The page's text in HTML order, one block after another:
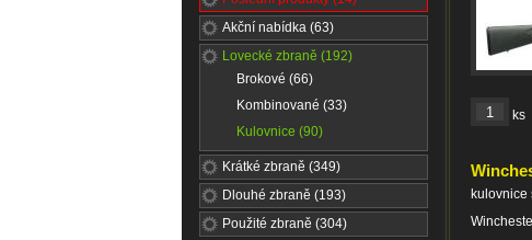
Akční nabídka (63)
Lovecké zbraně (192)
Brokové (66)
Kombinované (33)
Kulovnice (90)
Krátké zbraně (349)
Dlouhé zbraně (193)
Použité zbraně (304)
ks